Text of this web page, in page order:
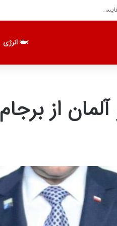
پاداش قلعه نویی با مربیان برتر جهان
انرژی
از برجام